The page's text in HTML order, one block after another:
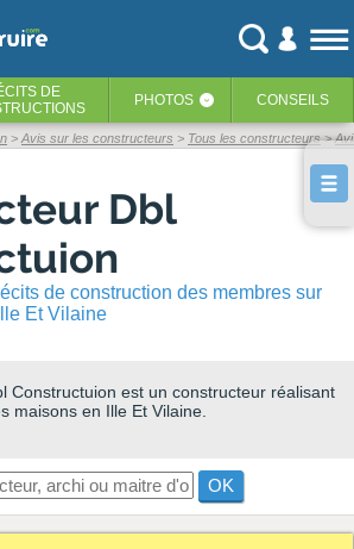
DE
PHOTOS ‹ CONSEILS
Avis sur les constructeurs Tous les constructeurs
Dbl
de construction des membres sur
Et Vilaine
Constructuion est un constructeur réalisant
maisons en Ille Et Vilaine.
OK